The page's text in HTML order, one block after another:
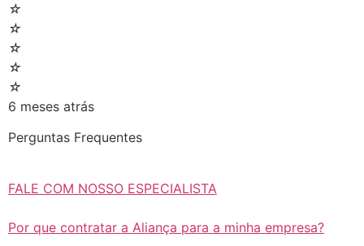
☆
☆
☆
☆
☆
6 meses atrás
Perguntas Frequentes
FALE COM NOSSO ESPECIALISTA
Por que contratar a Aliança para a minha empresa?